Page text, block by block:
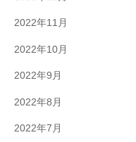
2022年11月
2022年10月
2022年9月
2022年8月
2022年7月